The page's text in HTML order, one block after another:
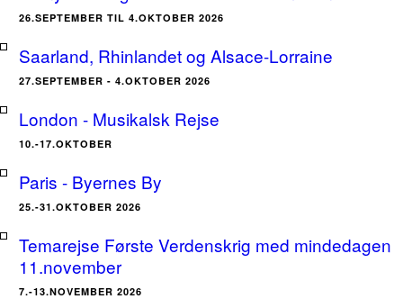
26.SEPTEMBER TIL 4.OKTOBER 2026
Saarland, Rhinlandet og Alsace-Lorraine
27.SEPTEMBER - 4.OKTOBER 2026
London - Musikalsk Rejse
10.-17.OKTOBER
Paris - Byernes By
25.-31.OKTOBER 2026
Temarejse Første Verdenskrig med mindedagen
11.november
7.-13.NOVEMBER 2026